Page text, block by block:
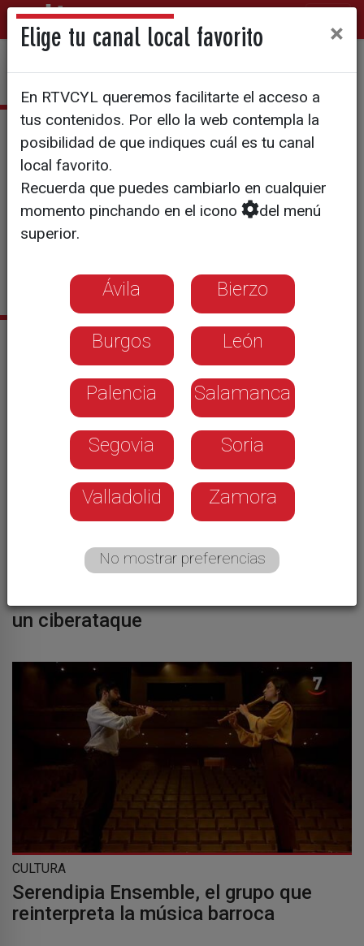
Fátima Pérez
Periodismo por la Universidad
de Valladolid.
Sus últimas noticias
CIBERSEGURIDAD
un ciberataque
CULTURA
Serendipia Ensemble, el grupo que
reinterpreta la música barroca
Elige tu canal local favorito ×
En RTVCYL queremos facilitarte el acceso a
tus contenidos. Por ello la web contempla la
posibilidad de que indiques cuál es tu canal
local favorito.
Recuerda que puedes cambiarlo en cualquier
momento pinchando en el icono
del menú
superior.
Ávila Bierzo
Burgos León
Palencia Salamanca
Segovia Soria
Valladolid Zamora
No mostrar preferencias